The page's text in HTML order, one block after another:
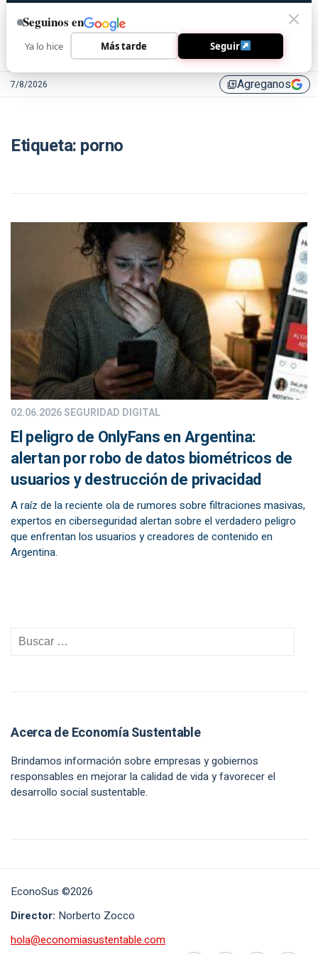
7/8/2026 library_addAgreganos
Etiqueta: porno
02.06.2026SEGURIDAD DIGITAL
El peligro de OnlyFans en Argentina:
alertan por robo de datos biométricos de
usuarios y destrucción de privacidad
A raíz de la reciente ola de rumores sobre filtraciones masivas,
expertos en ciberseguridad alertan sobre el verdadero peligro
que enfrentan los usuarios y creadores de contenido en
Argentina.
Acerca de Economía Sustentable
Brindamos información sobre empresas y gobiernos
responsables en mejorar la calidad de vida y favorecer el
desarrollo social sustentable.
EconoSus ©2026
Director: Norberto Zocco
hola@economiasustentable.com
Seguinos en
Ya lo hice Más tarde Seguir